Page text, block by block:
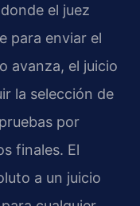
el juez
para enviar el
avanza, el juicio
la selección de
por
finales. El
a un juicio